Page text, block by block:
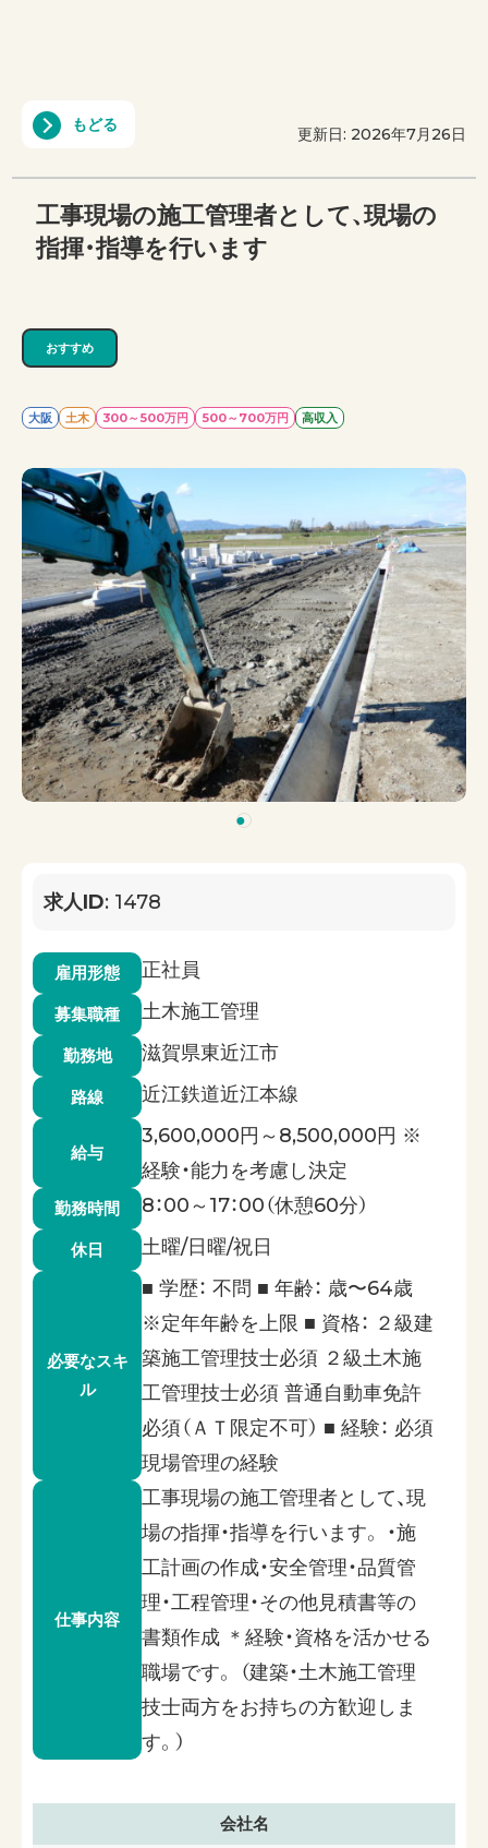
もどる 更新日: 2026年7月26日
工事現場の施工管理者として、現場の
指揮・指導を行います
おすすめ
大阪 土木 300～500万円 500～700万円 高収入
求人ID: 1478
雇用形態 正社員
募集職種 土木施工管理
勤務地 滋賀県東近江市
路線 近江鉄道近江本線
給与
3,600,000円～8,500,000円 ※
経験・能力を考慮し決定
勤務時間 8：00～17：00（休憩60分）
休日 土曜/日曜/祝日
必要なスキ
ル
■ 学歴： 不問 ■ 年齢： 歳〜64歳
※定年年齢を上限 ■ 資格： ２級建
築施工管理技士必須 ２級土木施
工管理技士必須 普通自動車免許
必須（ＡＴ限定不可） ■ 経験： 必須
現場管理の経験
仕事内容
工事現場の施工管理者として、現
場の指揮・指導を行います。 ・施
工計画の作成・安全管理・品質管
理・工程管理・その他見積書等の
書類作成 ＊経験・資格を活かせる
職場です。 （建築・土木施工管理
技士両方をお持ちの方歓迎しま
す。）
会社名